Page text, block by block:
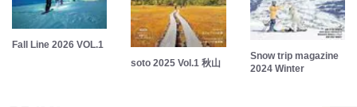
Fall Line 2026 VOL.1
soto 2025 Vol.1 秋山
Snow trip magazine
2024 Winter